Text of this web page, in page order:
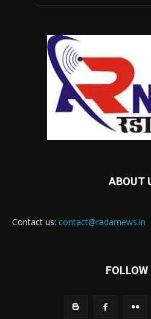
ABOUT
Contact us: contact@radarnews.in
FOLLOW